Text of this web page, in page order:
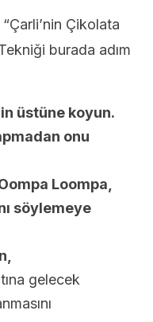
Çikolata
burada adım
üstüne koyun.
onu
Loompa,
söylemeye
gelecek